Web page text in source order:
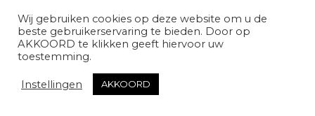
Wij gebruiken cookies op deze website om u de
beste gebruikerservaring te bieden. Door op
AKKOORD te klikken geeft hiervoor uw
toestemming.
Instellingen AKKOORD